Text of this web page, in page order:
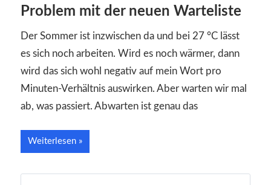
Problem mit der neuen Warteliste
Der Sommer ist inzwischen da und bei 27 °C lässt
es sich noch arbeiten. Wird es noch wärmer, dann
wird das sich wohl negativ auf mein Wort pro
Minuten-Verhältnis auswirken. Aber warten wir mal
ab, was passiert. Abwarten ist genau das
Weiterlesen